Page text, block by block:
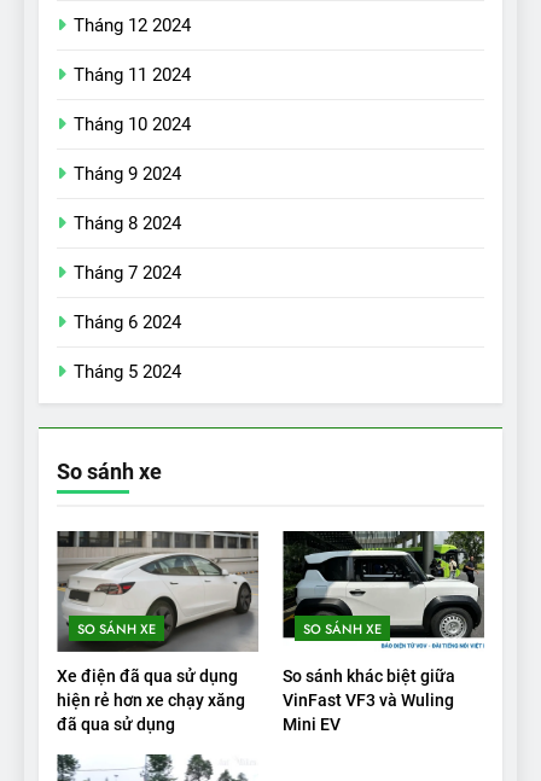
Tháng 12 2024
Tháng 11 2024
Tháng 10 2024
Tháng 9 2024
Tháng 8 2024
Tháng 7 2024
Tháng 6 2024
Tháng 5 2024
So sánh xe
SO SÁNH XE
Xe điện đã qua sử dụng
hiện rẻ hơn xe chạy xăng
đã qua sử dụng
SO SÁNH XE
So sánh khác biệt giữa
VinFast VF3 và Wuling
Mini EV
chỉ có trên VinFast VF8
VinFast VF9 có gì để cạnh
tranh với các xe xăng cùng
tầm giá?
ĐÁNH GIÁ XE
20
Đánh giá: Người đam mê xe
điện Hyundai Ioniq 5 N 2025